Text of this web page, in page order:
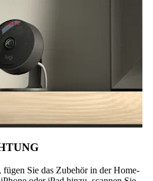
fügen Sie das Zubehör in der Home-